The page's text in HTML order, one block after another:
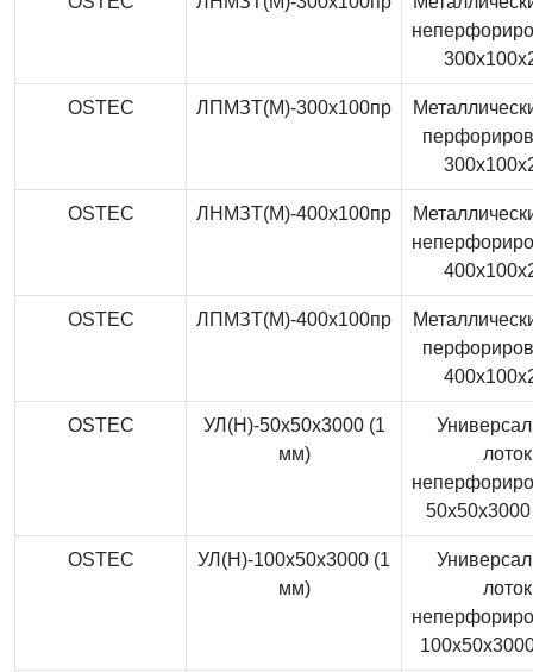
OSTEC ЛПМЗТ(М)-300x100пр
OSTEC ЛНМЗТ(М)-400x100пр
OSTEC ЛПМЗТ(М)-400x100пр
OSTEC
УЛ(Н)-50x50x3000 (1
мм)
лоток
OSTEC
УЛ(Н)-100x50x3000 (1
мм)
лоток